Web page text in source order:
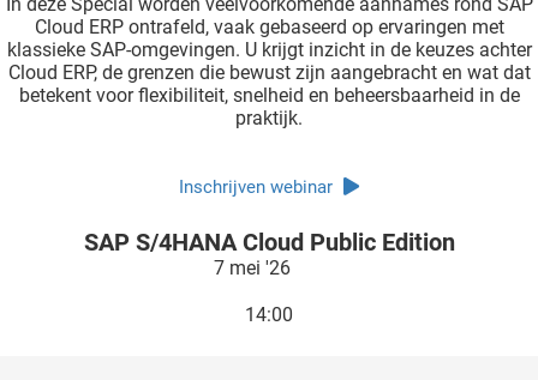
Cloud ERP ontrafeld, vaak gebaseerd op ervaringen met
klassieke SAP-omgevingen. U krijgt inzicht in de keuzes achter
Cloud ERP, de grenzen die bewust zijn aangebracht en wat dat
betekent voor flexibiliteit, snelheid en beheersbaarheid in de
praktijk.
Inschrijven webinar
SAP S/4HANA Cloud Public Edition
7 mei '26
14:00